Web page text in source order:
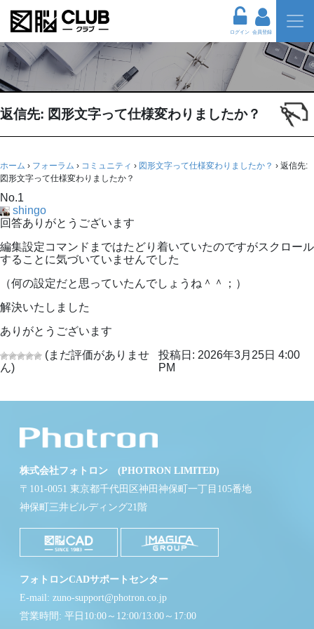
ログイン 会員登録
返信先: 図形文字って仕様変わりましたか？
ホーム › フォーラム › コミュニティ › 図形文字って仕様変わりましたか？ › 返信先:
図形文字って仕様変わりましたか？
No.1
shingo
回答ありがとうございます
編集設定コマンドまではたどり着いていたのですがスクロール
することに気づいていませんでした
（何の設定だと思っていたんでしょうね＾＾；）
解決いたしました
ありがとうございます
(まだ評価がありませ
ん)
投稿日: 2026年3月25日 4:00
PM
株式会社フォトロン (PHOTRON LIMITED)
〒101-0051 東京都千代田区神田神保町一丁目105番地
神保町三井ビルディング21階
フォトロンCADサポートセンター
E-mail: zuno-support@photron.co.jp
営業時間: 平日10:00～12:00/13:00～17:00